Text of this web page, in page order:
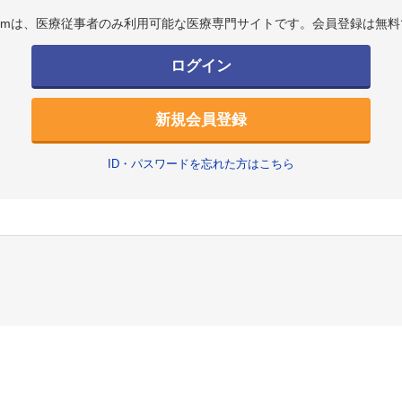
は、医療従事者のみ利用可能な医療専門サイトです。会員登録は無
ログイン
新規会員登録
ID・パスワードを忘れた方はこちら